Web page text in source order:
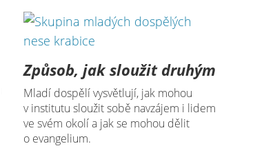
Způsob, jak sloužit druhým
Mladí dospělí vysvětlují, jak mohou
v institutu sloužit sobě navzájem i lidem
ve svém okolí a jak se mohou dělit
o evangelium.